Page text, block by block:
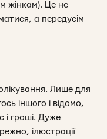
жінкам). Це не
а передусім
Лише для
іншого і відомо,
і гроші. Дуже
ілюстрації